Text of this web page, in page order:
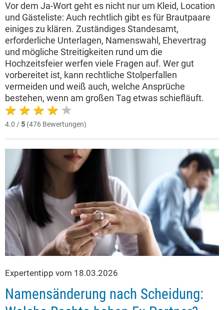
Vor dem Ja-Wort geht es nicht nur um Kleid, Location
und Gästeliste: Auch rechtlich gibt es für Brautpaare
einiges zu klären. Zuständiges Standesamt,
erforderliche Unterlagen, Namenswahl, Ehevertrag
und mögliche Streitigkeiten rund um die
Hochzeitsfeier werfen viele Fragen auf. Wer gut
vorbereitet ist, kann rechtliche Stolperfallen
vermeiden und weiß auch, welche Ansprüche
bestehen, wenn am großen Tag etwas schiefläuft.
4.0 / 5 (476 Bewertungen)
Expertentipp vom 18.03.2026
Namensänderung nach Scheidung: